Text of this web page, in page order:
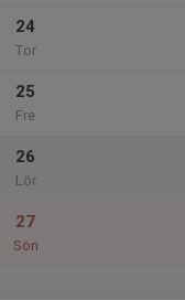
24
Tor
25
Fre
26
Lör
27
Sön